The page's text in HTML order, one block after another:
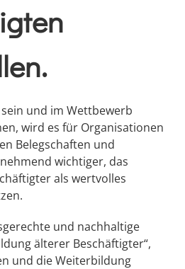
und im Wettbewerb
wird es für Organisationen
Belegschaften und
wichtiger, das
als wertvolles
und nachhaltige
älterer Beschäftigter“,
und die Weiterbildung